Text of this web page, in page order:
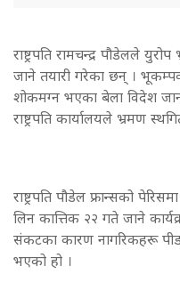
राष्ट्रपति रामचन्द्र पौडेलले
जाने तयारी गरेका छन् ।
शोकमग्न भएका बेला विदेश
राष्ट्रपति कार्यालयले भ्रमण
राष्ट्रपति पौडेल फ्रान्सको
लिन कात्तिक २२ गते जाने
संकटका कारण नागरिकहरू
भएको हो ।